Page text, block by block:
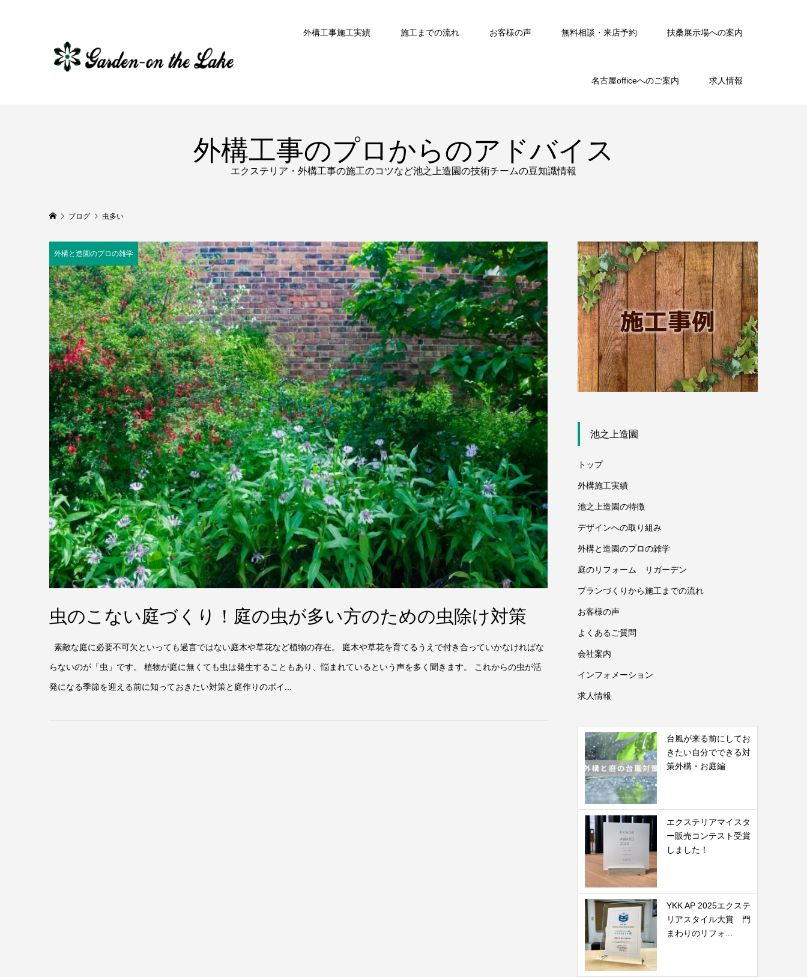
外構工事施工実績 施工までの流れ お客様の声 無料相談・来店予約 扶桑展示場への案内
名古屋officeへのご案内 求人情報
外構工事のプロからのアドバイス
エクステリア・外構工事の施工のコツなど池之上造園の技術チームの豆知識情報
ブログ 虫多い
外構と造園のプロの雑学
虫のこない庭づくり！庭の虫が多い方のための虫除け対策
素敵な庭に必要不可欠といっても過言ではない庭木や草花など植物の存在。 庭木や草花を育てるうえで付き合っていかなければな
らないのが「虫」です。 植物が庭に無くても虫は発生することもあり、悩まれているという声を多く聞きます。 これからの虫が活
発になる季節を迎える前に知っておきたい対策と庭作りのポイ...
池之上造園
トップ
外構施工実績
池之上造園の特徴
デザインへの取り組み
外構と造園のプロの雑学
庭のリフォーム リガーデン
プランづくりから施工までの流れ
お客様の声
よくあるご質問
会社案内
インフォメーション
求人情報
台風が来る前にしてお
きたい自分でできる対
策外構・お庭編
エクステリアマイスタ
ー販売コンテスト受賞
しました！
YKK AP 2025エクステ
リアスタイル大賞 門
まわりのリフォ...